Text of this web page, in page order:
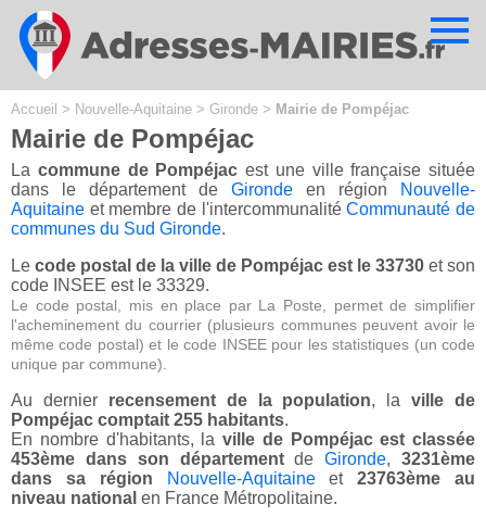
Accueil > Nouvelle-Aquitaine > Gironde > Mairie de Pompéjac
Mairie de Pompéjac
La commune de Pompéjac est une ville française située
dans le département de Gironde en région
Nouvelle-
Aquitaine et membre de l'intercommunalitéCommunauté de
communes du Sud Gironde.
Le code postal de la ville de Pompéjac est le 33730 et son
code INSEE est le 33329.
Le code postal, mis en place par La Poste, permet de simplifier
l'acheminement du courrier (plusieurs communes peuvent avoir le
même code postal) et le code INSEE pour les statistiques (un code
unique par commune).
Au dernier recensement de la population, laville de
Pompéjac comptait 255 habitants.
En nombre d'habitants, la ville de Pompéjac est classée
453ème dans son départementdeGironde,3231ème
dans sa région
Nouvelle-Aquitaineet23763ème au
niveau national en France Métropolitaine.
Cookies management panel